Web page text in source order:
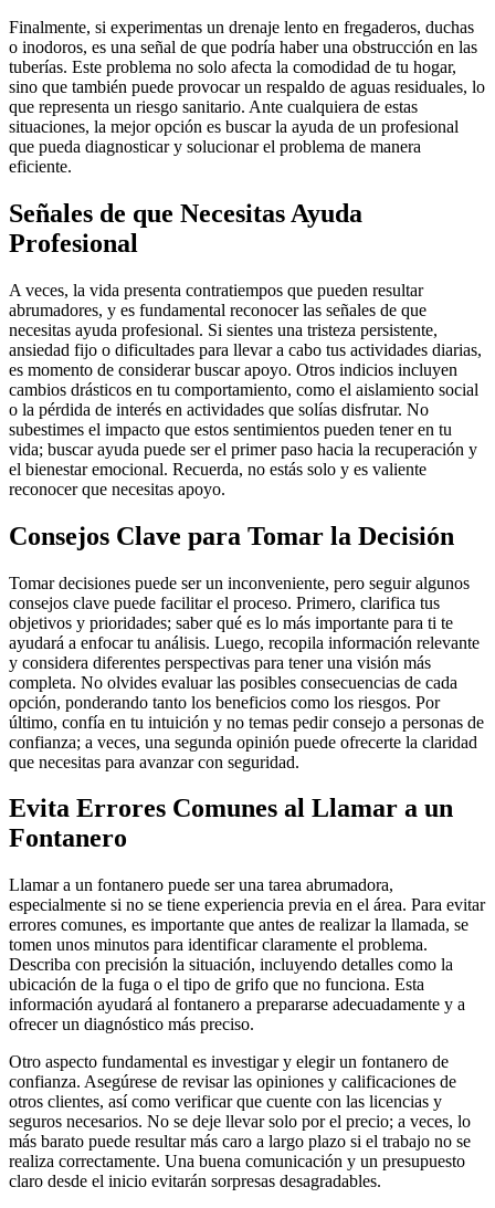
Finalmente, si experimentas un drenaje lento en fregaderos, duchas
o inodoros, es una señal de que podría haber una obstrucción en las
tuberías. Este problema no solo afecta la comodidad de tu hogar,
sino que también puede provocar un respaldo de aguas residuales, lo
que representa un riesgo sanitario. Ante cualquiera de estas
situaciones, la mejor opción es buscar la ayuda de un profesional
que pueda diagnosticar y solucionar el problema de manera
eficiente.
Señales de que Necesitas Ayuda
Profesional
A veces, la vida presenta contratiempos que pueden resultar
abrumadores, y es fundamental reconocer las señales de que
necesitas ayuda profesional. Si sientes una tristeza persistente,
ansiedad fijo o dificultades para llevar a cabo tus actividades diarias,
es momento de considerar buscar apoyo. Otros indicios incluyen
cambios drásticos en tu comportamiento, como el aislamiento social
o la pérdida de interés en actividades que solías disfrutar. No
subestimes el impacto que estos sentimientos pueden tener en tu
vida; buscar ayuda puede ser el primer paso hacia la recuperación y
el bienestar emocional. Recuerda, no estás solo y es valiente
reconocer que necesitas apoyo.
Consejos Clave para Tomar la Decisión
Tomar decisiones puede ser un inconveniente, pero seguir algunos
consejos clave puede facilitar el proceso. Primero, clarifica tus
objetivos y prioridades; saber qué es lo más importante para ti te
ayudará a enfocar tu análisis. Luego, recopila información relevante
y considera diferentes perspectivas para tener una visión más
completa. No olvides evaluar las posibles consecuencias de cada
opción, ponderando tanto los beneficios como los riesgos. Por
último, confía en tu intuición y no temas pedir consejo a personas de
confianza; a veces, una segunda opinión puede ofrecerte la claridad
que necesitas para avanzar con seguridad.
Evita Errores Comunes al Llamar a un
Fontanero
Llamar a un fontanero puede ser una tarea abrumadora,
especialmente si no se tiene experiencia previa en el área. Para evitar
errores comunes, es importante que antes de realizar la llamada, se
tomen unos minutos para identificar claramente el problema.
Describa con precisión la situación, incluyendo detalles como la
ubicación de la fuga o el tipo de grifo que no funciona. Esta
información ayudará al fontanero a prepararse adecuadamente y a
ofrecer un diagnóstico más preciso.
Otro aspecto fundamental es investigar y elegir un fontanero de
confianza. Asegúrese de revisar las opiniones y calificaciones de
otros clientes, así como verificar que cuente con las licencias y
seguros necesarios. No se deje llevar solo por el precio; a veces, lo
más barato puede resultar más caro a largo plazo si el trabajo no se
realiza correctamente. Una buena comunicación y un presupuesto
claro desde el inicio evitarán sorpresas desagradables.